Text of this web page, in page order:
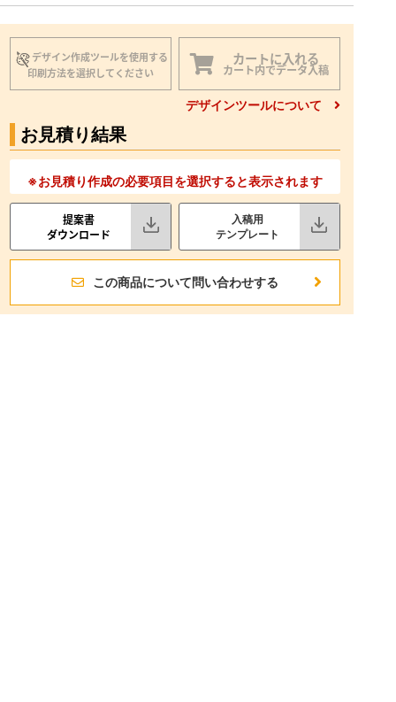
デザイン作成ツールを使用する
印刷方法を選択してください
カートに入れる
カート内でデータ入稿
デザインツールについて
お見積り結果
※お見積り作成の必要項目を選択すると表示されます
提案書
ダウンロード
入稿用
テンプレート
この商品について問い合わせする